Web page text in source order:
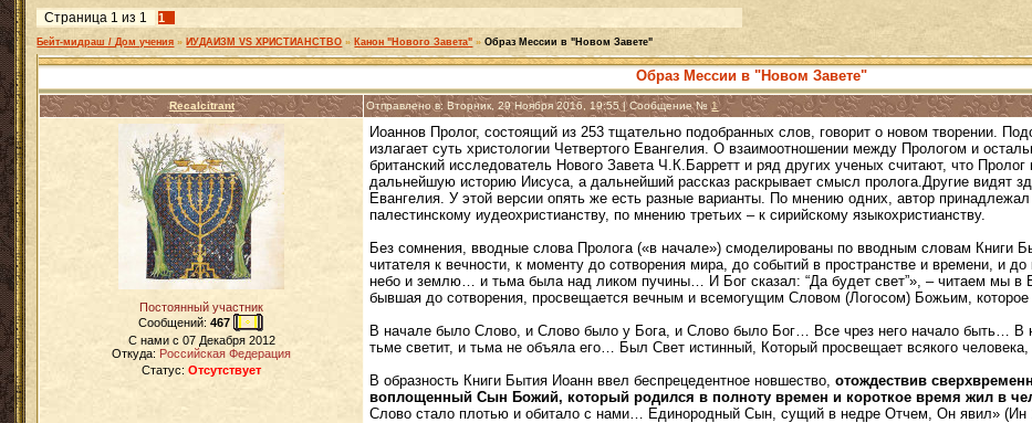
Страница 1 из 1 1
Бейт-мидраш / Дом учения » ИУДАИЗМ VS ХРИСТИАНСТВО » Канон "Нового Завета" » Образ Мессии в "Новом Завете"
Образ Мессии в "Новом Завете"
Recalcitrant Отправлено в: Вторник, 29 Ноября 2016, 19:55 | Сообщение № 1
Постоянный участник
Сообщений:467
C нами с 07 Декабря 2012
Откуда: Российская Федерация
Статус:Отсутствует
Иоаннов Пролог, состоящий из 253 тщательно подобранных слов, говорит о новом творении.
излагает суть христологии Четвертого Евангелия. О взаимоотношении между Прологом и
британский исследователь Нового Завета Ч.К.Барретт и ряд других ученых считают, что
дальнейшую историю Иисуса, а дальнейший рассказ раскрывает смысл пролога.Другие видят
Евангелия. У этой версии опять же есть разные варианты. По мнению одних, автор
палестинскому иудеохристианству, по мнению третьих – к сирийскому языкохристианству.
Без сомнения, вводные слова Пролога («в начале») смоделированы по вводным словам Книги
читателя к вечности, к моменту до сотворения мира, до событий в пространстве и времени, и
небо и землю… и тьма была над ликом пучины… И Бог сказал: “Да будет свет”», – читаем мы в
бывшая до сотворения, просвещается вечным и всемогущим Словом (Логосом) Божьим, которое
В начале было Слово, и Слово было у Бога, и Слово было Бог… Все чрез него начало быть… В
тьме светит, и тьма не объяла его… Был Свет истинный, Который просвещает всякого
В образность Книги Бытия Иоанн ввел беспрецедентное новшество,отождествив
воплощенный Сын Божий, который родился в полноту времен и короткое время жил в
Слово стало плотью и обитало с нами… Единородный Сын, сущий в недре Отчем, Он явил» (Ин